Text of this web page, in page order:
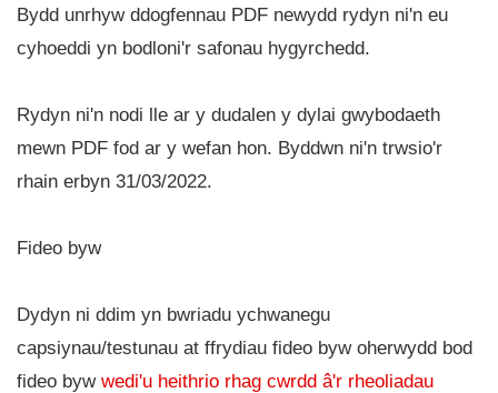
Bydd unrhyw ddogfennau PDF newydd rydyn ni'n eu
cyhoeddi yn bodloni'r safonau hygyrchedd.
Rydyn ni'n nodi lle ar y dudalen y dylai gwybodaeth
mewn PDF fod ar y wefan hon. Byddwn ni'n trwsio'r
rhain erbyn 31/03/2022.
Fideo byw
Dydyn ni ddim yn bwriadu ychwanegu
capsiynau/testunau at ffrydiau fideo byw oherwydd bod
fideo byw wedi'u heithrio rhag cwrdd â'r rheoliadau